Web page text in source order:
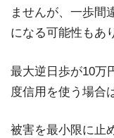
ませんが、一歩間
になる可能性もあ
最大逆日歩が10万
度信用を使う場合
被害を最小限に止